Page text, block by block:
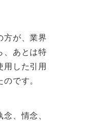
方が、業界
、あとは特
用した引用
です。
、情念、